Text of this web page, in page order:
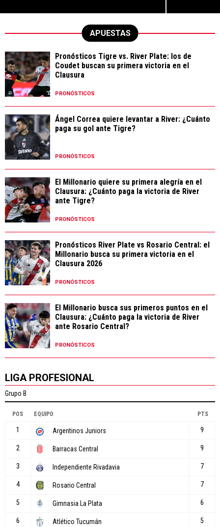
APUESTAS
Pronósticos Tigre vs. River Plate: los de
Coudet buscan su primera victoria en el
Clausura
PRONÓSTICOS
Ángel Correa quiere levantar a River: ¿Cuánto
paga su gol ante Tigre?
PRONÓSTICOS
El Millonario quiere su primera alegría en el
Clausura: ¿Cuánto paga la victoria de River
ante Tigre?
PRONÓSTICOS
Pronósticos River Plate vs Rosario Central: el
Millonario busca su primera victoria en el
Clausura 2026
PRONÓSTICOS
El Millonario busca sus primeros puntos en el
Clausura: ¿Cuánto paga la victoria de River
ante Rosario Central?
PRONÓSTICOS
LIGA PROFESIONAL